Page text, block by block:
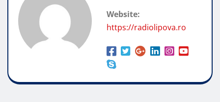
Website:
https://radiolipova.ro